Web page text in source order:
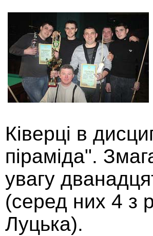
Ківерці в
піраміда".
увагу
(серед них 4 з
Луцька).